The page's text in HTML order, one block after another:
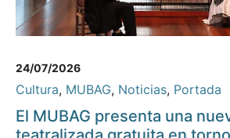
24/07/2026
Cultura, MUBAG, Noticias, Portada
El MUBAG presenta una